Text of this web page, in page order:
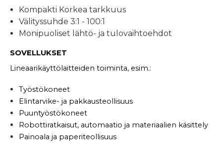
Kompakti Korkea tarkkuus
Välityssuhde 3:1 - 100:1
Monipuoliset lähtö- ja tulovaihtoehdot
SOVELLUKSET
Lineaarikäyttölaitteiden toiminta, esim.:
Työstökoneet
Elintarvike- ja pakkausteollisuus
Puuntyöstökoneet
Robottiratkaisut, automaatio ja materiaalien käsittely
Painoala ja paperiteollisuus